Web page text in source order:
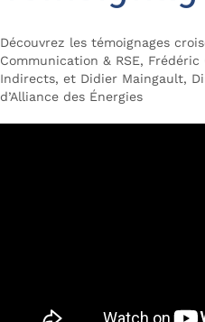
Découvrez les témoignages
Communication & RSE, Frédéric
Indirects, et Didier Maingault,
d’Alliance des Énergies